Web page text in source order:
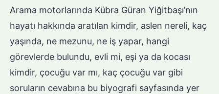
Arama motorlarında Kübra Güran Yiğitbaşı’nın
hayatı hakkında aratılan kimdir, aslen nereli, kaç
yaşında, ne mezunu, ne iş yapar, hangi
görevlerde bulundu, evli mi, eşi ya da kocası
kimdir, çocuğu var mı, kaç çocuğu var gibi
soruların cevabına bu biyografi sayfasında yer